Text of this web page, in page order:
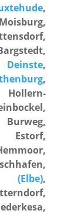
,
Deinste,
,
Estorf,
(Elbe),